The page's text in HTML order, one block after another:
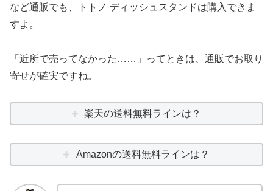
など通販でも、トトノ ディッシュスタンドは購入できま
すよ。
「近所で売ってなかった……」ってときは、通販でお取り
寄せが確実ですね。
楽天の送料無料ラインは？
Amazonの送料無料ラインは？